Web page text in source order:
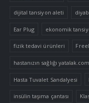
dijital tansiyon aleti
Ear Plug ekonomik
fizik tedavi ürünleri
hastanızın sağlığı
Hasta Tuvalet Sandalyesi
insülin taşıma çantası